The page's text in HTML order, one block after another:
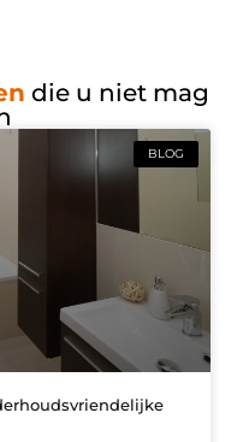
die u niet mag
BLOG